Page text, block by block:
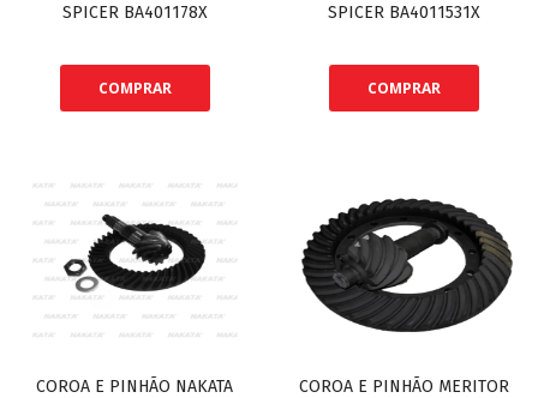
SPICER BA401178X
COMPRAR
SPICER BA4011531X
COMPRAR
COROA E PINHÃO NAKATA
COROA E PINHÃO MERITOR